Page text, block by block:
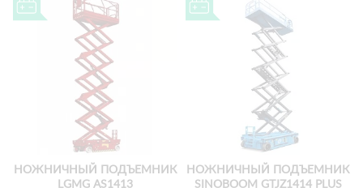
НОЖНИЧНЫЙ ПОДЪЕМНИК
LGMG AS1413
НОЖНИЧНЫЙ ПОДЪЕМНИК
SINOBOOM GTJZ1414 PLUS